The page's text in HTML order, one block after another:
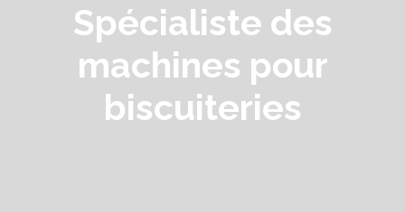
Spécialiste des
machines po​ur
biscuiteries